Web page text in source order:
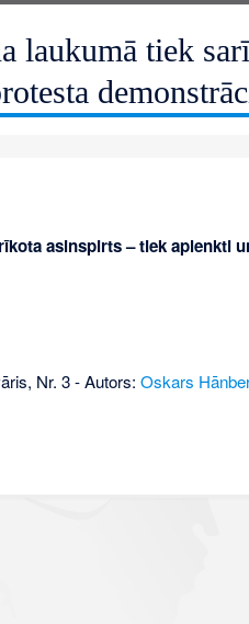
laukumā tiek
asinspirts – tiek
Nr. 3- Autors: Oskars